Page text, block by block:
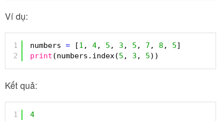
Ví dụ:
1
2
numbers = [1 , 4, 5 , 3 , 5 , 7 , 8 , 5]
print (numbers.index(5 , 3 , 5))
Kết quả:
1 4